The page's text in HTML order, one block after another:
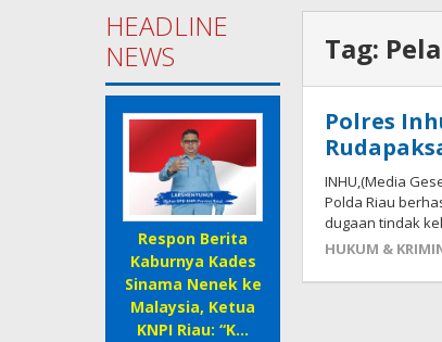
HEADLINE
NEWS
Respon Berita
Kaburnya Kades
Sinama Nenek ke
Malaysia, Ketua
KNPI Riau: “K…
Tag:
Polres
INHU,(Media
Polda Riau
dugaan tindak
HUKUM &